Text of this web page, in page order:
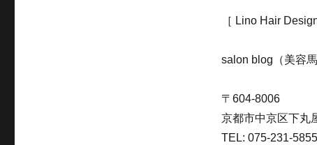
［ Lino Hair
salon blog（美容
〒604-8006
京都市中京区下丸
TEL: 075-231-5855